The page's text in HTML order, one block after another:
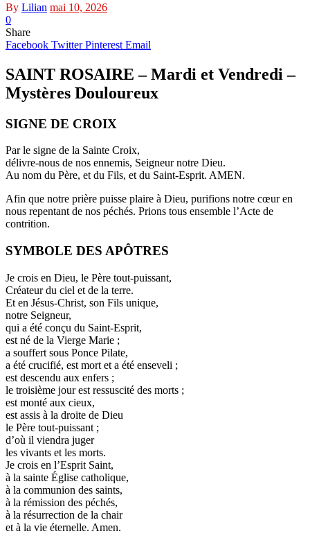
By Lilian mai 10, 2026
0
Share
Facebook Twitter Pinterest Email
SAINT ROSAIRE – Mardi et Vendredi –
Mystères Douloureux
SIGNE DE CROIX
Par le signe de la Sainte Croix,
délivre-nous de nos ennemis, Seigneur notre Dieu.
Au nom du Père, et du Fils, et du Saint-Esprit. AMEN.
Afin que notre prière puisse plaire à Dieu, purifions notre cœur en
nous repentant de nos péchés. Prions tous ensemble l’Acte de
contrition.
SYMBOLE DES APÔTRES
Je crois en Dieu, le Père tout-puissant,
Créateur du ciel et de la terre.
Et en Jésus-Christ, son Fils unique,
notre Seigneur,
qui a été conçu du Saint-Esprit,
est né de la Vierge Marie ;
a souffert sous Ponce Pilate,
a été crucifié, est mort et a été enseveli ;
est descendu aux enfers ;
le troisième jour est ressuscité des morts ;
est monté aux cieux,
est assis à la droite de Dieu
le Père tout-puissant ;
d’où il viendra juger
les vivants et les morts.
Je crois en l’Esprit Saint,
à la sainte Église catholique,
à la communion des saints,
à la rémission des péchés,
à la résurrection de la chair
et à la vie éternelle. Amen.